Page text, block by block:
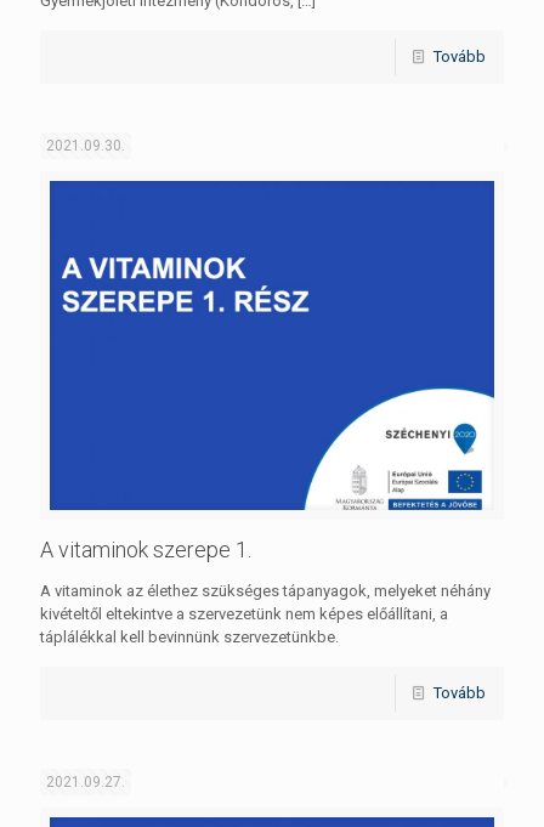
Tovább
2021.09.30.
A vitaminok szerepe 1.
A vitaminok az élethez szükséges tápanyagok, melyeket néhány
kivételtől eltekintve a szervezetünk nem képes előállítani, a
táplálékkal kell bevinnünk szervezetünkbe.
Tovább
2021.09.27.